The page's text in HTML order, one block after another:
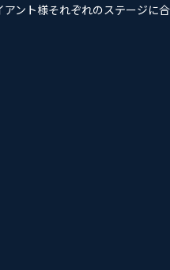
ント様それぞれのステージに